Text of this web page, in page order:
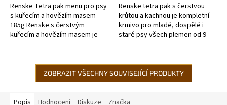
Renske Tetra pak menu pro psy
s kuřecím a hovězím masem
185g Renske s čerstvým
kuřecím a hovězím masem je
plemen od 9 týdnů...
Renske tetra pak s čerstvou
krůtou a kachnou je kompletní
krmivo pro mladé, dospělé i
staré psy všech plemen od 9
ZOBRAZIT VŠECHNY SOUVISEJÍCÍ PRODUKTY
Popis Hodnocení Diskuze Značka